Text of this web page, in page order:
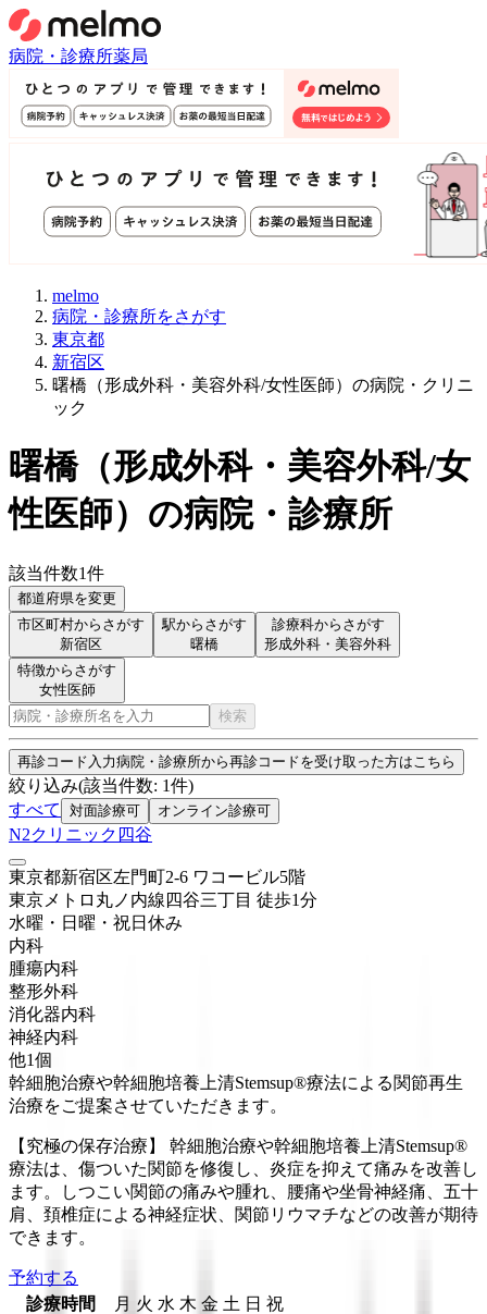
病院・診療所薬局
melmo
病院・診療所をさがす
東京都
新宿区
曙橋（形成外科・美容外科/女性医師）の病院・クリニ
ック
曙橋（形成外科・美容外科/女
性医師） の病院・診療所
該当件数1件
都道府県を変更
市区町村からさがす
新宿区
駅からさがす
曙橋
診療科からさがす
形成外科・美容外科
特徴からさがす
女性医師
検索
再診コード入力病院・診療所から再診コードを受け取った方はこちら
絞り込み(該当件数: 1件)
すべて
対面診療可 オンライン診療可
N2クリニック四谷
東京都新宿区左門町2-6 ワコービル5階
東京メトロ丸ノ内線 四谷三丁目 徒歩1分
水曜・日曜・祝日 休み
内科
腫瘍内科
整形外科
消化器内科
神経内科
他1個
幹細胞治療や幹細胞培養上清Stemsup®療法による関節再生
治療をご提案させていただきます。
【究極の保存治療】 幹細胞治療や幹細胞培養上清Stemsup®
療法は、傷ついた関節を修復し、炎症を抑えて痛みを改善し
ます。しつこい関節の痛みや腫れ、腰痛や坐骨神経痛、五十
肩、頚椎症による神経症状、関節リウマチなどの改善が期待
できます。
予約する
診療時間
月 火 水 木 金 土 日 祝